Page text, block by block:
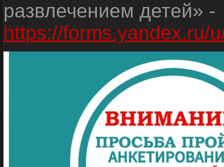
развлечением детей» -
https://forms.yandex.ru/